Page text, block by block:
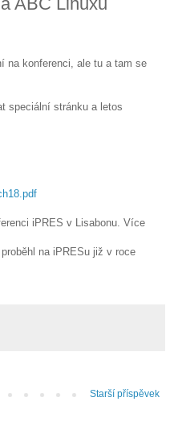
na konferenci, ale tu a tam se
speciální stránku a letos
iPRES v Lisabonu. Více
na iPRESu již v roce
Starší příspěvek